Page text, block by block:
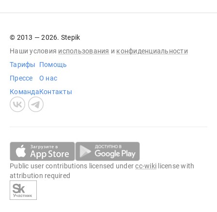
© 2013 — 2026. Stepik
Наши условия использования и конфиденциальности
Тарифы
Прессе
Команда
Помощь
О нас
Контакты
Public user contributions licensed undercc-wiki license with
attribution required